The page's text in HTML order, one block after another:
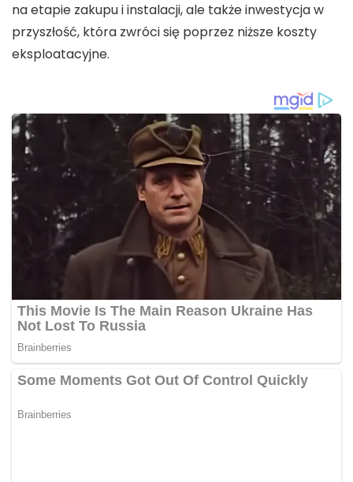
na etapie zakupu i instalacji, ale także inwestycja w
przyszłość, która zwróci się poprzez niższe koszty
eksploatacyjne.